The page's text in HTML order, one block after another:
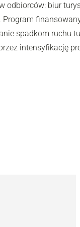
odbiorców: biur
spadkom ruchu
intensyfikację